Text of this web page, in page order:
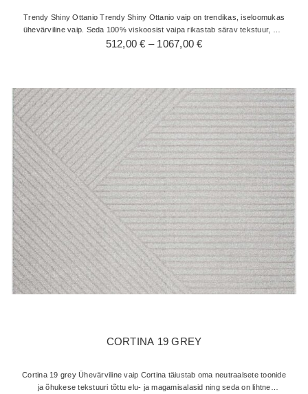
Trendy Shiny Ottanio Trendy Shiny Ottanio vaip on trendikas, iseloomukas
ühevärviline vaip. Seda 100% viskoosist vaipa rikastab särav tekstuur, mis
muudab selle valgustuse vastavalt…
512,00€ – 1067,00€Hinnavahemik:
1067,00 €
CORTINA 19 GREY
Cortina 19 grey Ühevärviline vaip Cortina täiustab oma neutraalsete toonide
ja õhukese tekstuuri tõttu elu- ja magamisalasid ning seda on lihtne